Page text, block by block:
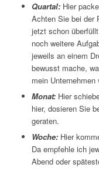
Quartal:Hier
Achten Sie bei der
jetzt schon
noch weitere
jeweils an einem
bewusst mache,
mein Unternehmen
Monat:Hier
hier, dosieren Sie
geraten.
Woche:Hier
Da empfehle ich
Abend oder